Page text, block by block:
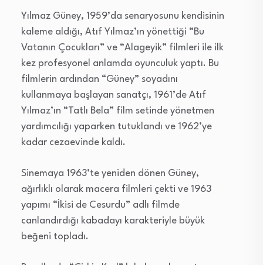
Yılmaz Güney, 1959’da senaryosunu kendisinin
kaleme aldığı, Atıf Yılmaz’ın yönettiği “Bu
Vatanın Çocukları” ve “Alageyik” filmleri ile ilk
kez profesyonel anlamda oyunculuk yaptı. Bu
filmlerin ardından “Güney” soyadını
kullanmaya başlayan sanatçı, 1961’de Atıf
Yılmaz’ın “Tatlı Bela” film setinde yönetmen
yardımcılığı yaparken tutuklandı ve 1962’ye
kadar cezaevinde kaldı.
Sinemaya 1963’te yeniden dönen Güney,
ağırlıklı olarak macera filmleri çekti ve 1963
yapımı “İkisi de Cesurdu” adlı filmde
canlandırdığı kabadayı karakteriyle büyük
beğeni topladı.